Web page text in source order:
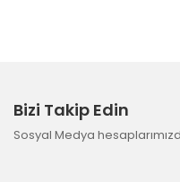
Bizi Takip Edin
Sosyal Medya